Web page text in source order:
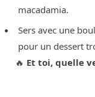
macadamia.
Sers avec une
pour un dessert
🔥 Et toi, quelle